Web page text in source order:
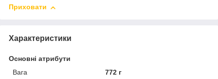
Приховати
Характеристики
Основні атрибути
Вага
772 г